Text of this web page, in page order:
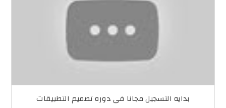
بدايه التسجيل مجانا فى دوره تصميم التطبيقات